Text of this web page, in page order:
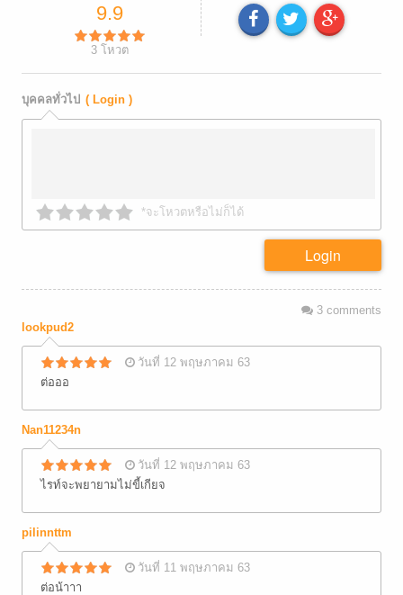
9.9
3โหวต
บุคคลทั่วไป ( Login )
*จะโหวตหรือไม่ก็ได้
Login
3comments
lookpud2
วันที่ 12 พฤษภาคม 63
ต่อออ
Nan11234n
วันที่ 12 พฤษภาคม 63
ไรท์จะพยายามไม่ขี้เกียจ
pilinnttm
วันที่ 11 พฤษภาคม 63
ต่อน้าาา